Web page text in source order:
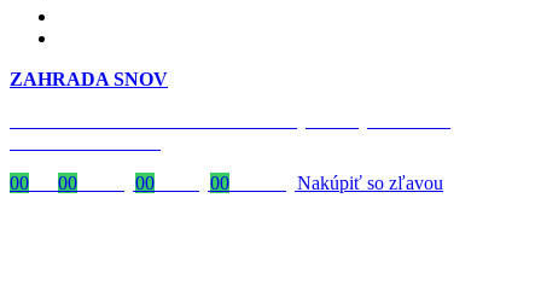
ZAHRADA SNOV
00
00 00 00 Nakúpiť so zľavou